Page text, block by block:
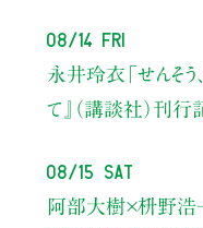
08/14 Fri
永井玲衣 「せんそ
て』（講談社）刊行
08/15 Sat
阿部大樹×枡野浩